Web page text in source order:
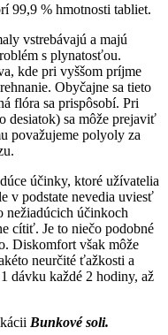
99,9 % hmotnosti tabliet.
vstrebávajú a majú
s plynatosťou.
kde pri vyššom príjme
Obyčajne sa tieto
flóra sa prispôsobí. Pri
desiatok) sa môže prejaviť
považujeme polyoly za
účinky, ktoré užívatelia
v podstate nevedia uviesť
nežiadúcich účinkoch
cítiť. Je to niečo podobné
Diskomfort však môže
neurčité ťažkosti a
dávku každé 2 hodiny, až
Bunkové soli.